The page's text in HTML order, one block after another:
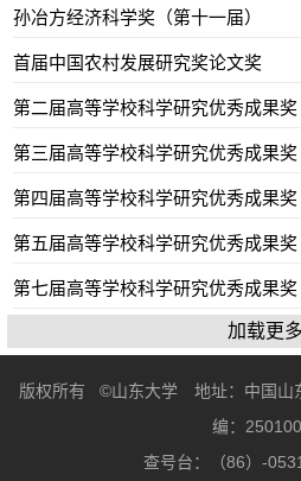
孙冶方经济科学奖（第十一届）
首届中国农村发展研究奖论文奖
第二届高等学校科学研究优秀成果奖
第三届高等学校科学研究优秀成果奖
第四届高等学校科学研究优秀成果奖
第五届高等学校科学研究优秀成果奖
第七届高等学校科学研究优秀成果奖
加载更多
版权所有 ©山东大学 地址：中国山
编：
查号台：（86）-